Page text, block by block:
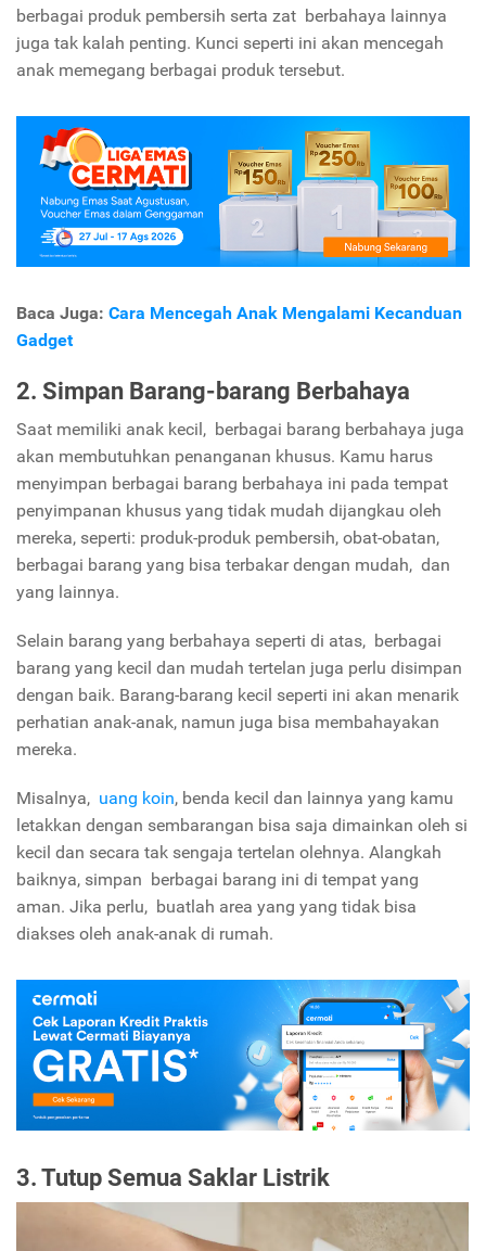
berbagai produk pembersih serta zat berbahaya lainnya
juga tak kalah penting. Kunci seperti ini akan mencegah
anak memegang berbagai produk tersebut.
Baca Juga: Cara Mencegah Anak Mengalami Kecanduan
Gadget
2. Simpan Barang-barang Berbahaya
Saat memiliki anak kecil, berbagai barang berbahaya juga
akan membutuhkan penanganan khusus. Kamu harus
menyimpan berbagai barang berbahaya ini pada tempat
penyimpanan khusus yang tidak mudah dijangkau oleh
mereka, seperti: produk-produk pembersih, obat-obatan,
berbagai barang yang bisa terbakar dengan mudah, dan
yang lainnya.
Selain barang yang berbahaya seperti di atas, berbagai
barang yang kecil dan mudah tertelan juga perlu disimpan
dengan baik. Barang-barang kecil seperti ini akan menarik
perhatian anak-anak, namun juga bisa membahayakan
mereka.
Misalnya, uang koin, benda kecil dan lainnya yang kamu
letakkan dengan sembarangan bisa saja dimainkan oleh si
kecil dan secara tak sengaja tertelan olehnya. Alangkah
baiknya, simpan berbagai barang ini di tempat yang
aman. Jika perlu, buatlah area yang yang tidak bisa
diakses oleh anak-anak di rumah.
3. Tutup Semua Saklar Listrik